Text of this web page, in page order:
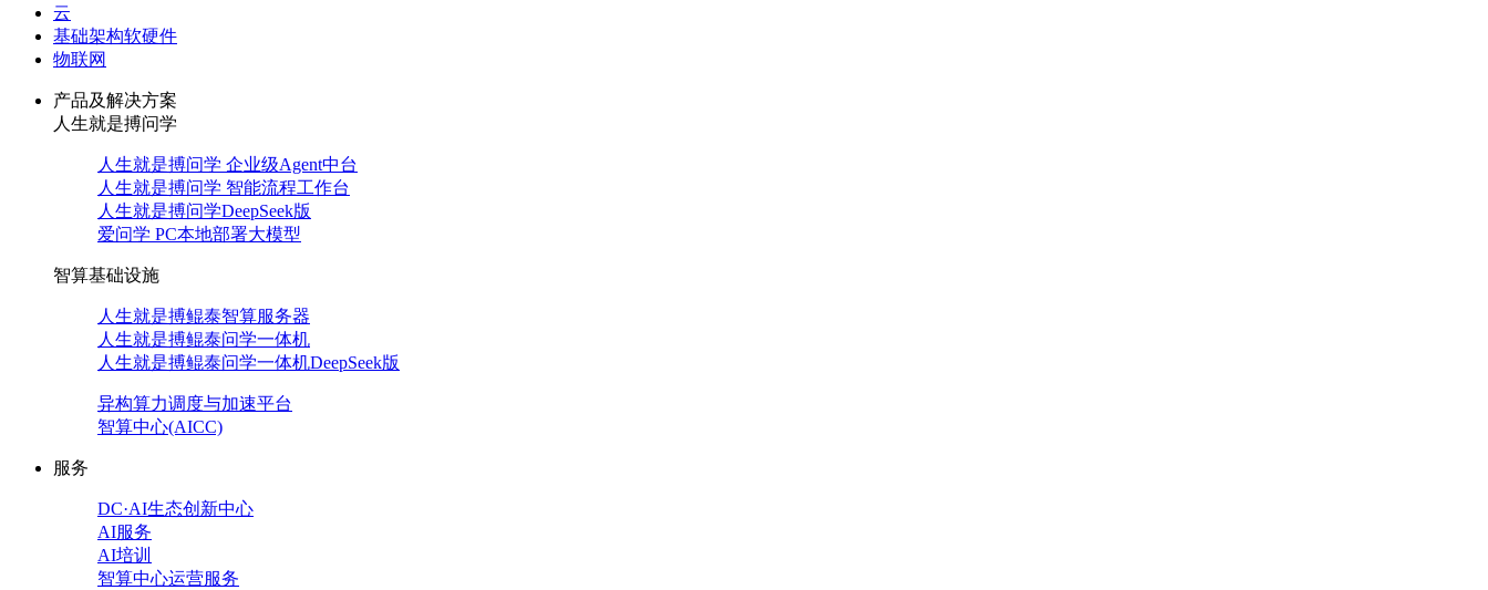
云
基础架构软硬件
物联网
产品及解决方案
人生就是搏问学
人生就是搏问学 企业级Agent中台
人生就是搏问学 智能流程工作台
人生就是搏问学DeepSeek版
爱问学 PC本地部署大模型
智算基础设施
人生就是搏鲲泰智算服务器
人生就是搏鲲泰问学一体机
人生就是搏鲲泰问学一体机DeepSeek版
异构算力调度与加速平台
智算中心(AICC)
服务
DC·AI生态创新中心
AI服务
AI培训
智算中心运营服务